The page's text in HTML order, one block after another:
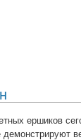
ершиков